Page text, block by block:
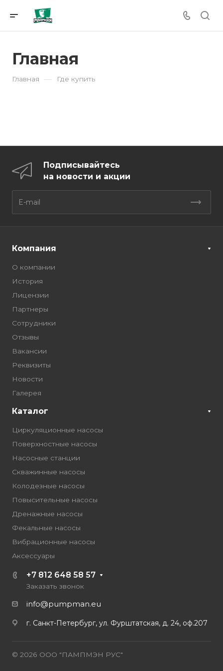
Главная
Главная — Где купить
Подписывайтесь
на новости и акции
Компания
О компании
История
Лицензии
Партнеры
Сотрудники
Отзывы
Вакансии
Реквизиты
Новости
Галерея
Каталог
Циркуляционные насосы
Поверхностные насосы
Насосные станции
Скважинные насосы
Колодезные насосы
Повысительные насосы
Дренажные насосы
Фекальные насосы
Вибрационные насосы
Аксессуары
+7 812 648 58 57
Заказать звонок
info@pumpman.eu
г. Санкт-Петербург, ул. Фурштатская, д. 24, оф.207
© 2026 ООО "ПАМПМЭН РУС"